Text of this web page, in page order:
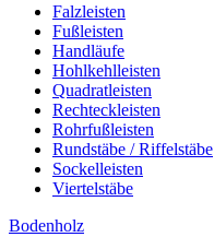
Falzleisten
Fußleisten
Handläufe
Hohlkehlleisten
Quadratleisten
Rechteckleisten
Rohrfußleisten
Rundstäbe / Riffelstäbe
Sockelleisten
Viertelstäbe
Bodenholz